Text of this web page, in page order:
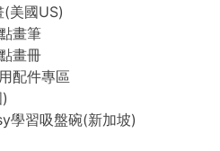
美國US)
畫筆
畫冊
配件專區
學習吸盤碗(新加坡)